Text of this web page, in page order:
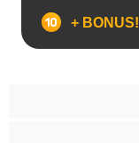
+ BONUS!